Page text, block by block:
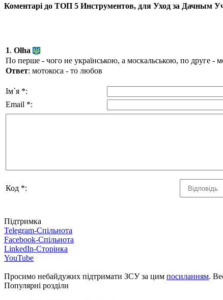
Коментарі до ТОП 5 Инструментов, для Уход за Дачным
1. Olha
По перше - чого не українською, а москальською, по друге -
Ответ: мотокоса - то любов
Ім`я *:
Email *:
Код *:
Підтримка
Telegram-Спільнота
Facebook-Спільнота
LinkedIn-Сторінка
YouTube
Просимо небайдужих підтримати ЗСУ за цим посиланням.
Популярні розділи